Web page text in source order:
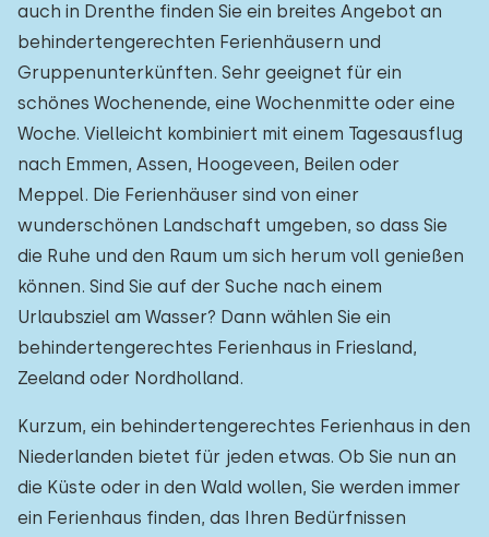
auch in Drenthe finden Sie ein breites Angebot an
behindertengerechten Ferienhäusern und
Gruppenunterkünften. Sehr geeignet für ein
schönes Wochenende, eine Wochenmitte oder eine
Woche. Vielleicht kombiniert mit einem Tagesausflug
nach Emmen, Assen, Hoogeveen, Beilen oder
Meppel. Die Ferienhäuser sind von einer
wunderschönen Landschaft umgeben, so dass Sie
die Ruhe und den Raum um sich herum voll genießen
können. Sind Sie auf der Suche nach einem
Urlaubsziel am Wasser? Dann wählen Sie ein
behindertengerechtes Ferienhaus in Friesland,
Zeeland oder Nordholland.
Kurzum, ein behindertengerechtes Ferienhaus in den
Niederlanden bietet für jeden etwas. Ob Sie nun an
die Küste oder in den Wald wollen, Sie werden immer
ein Ferienhaus finden, das Ihren Bedürfnissen